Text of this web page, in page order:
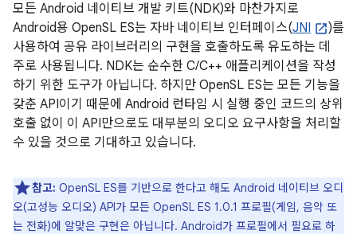
모든 Android 네이티브 개발 키트(NDK)와 마찬가지로
Android용 OpenSL ES는 자바 네이티브 인터페이스(JNI
)를
사용하여 공유 라이브러리의 구현을 호출하도록 유도하는 데
주로 사용됩니다. NDK는 순수한 C/C++ 애플리케이션을 작성
하기 위한 도구가 아닙니다. 하지만 OpenSL ES는 모든 기능을
갖춘 API이기 때문에 Android 런타임 시 실행 중인 코드의 상위
호출 없이 이 API만으로도 대부분의 오디오 요구사항을 처리할
수 있을 것으로 기대하고 있습니다.
참고: OpenSL ES를 기반으로 한다고 해도 Android 네이티브 오디
오(고성능 오디오) API가 모든 OpenSL ES 1.0.1 프로필(게임, 음악 또
는 전화)에 알맞은 구현은 아닙니다. Android가 프로필에서 필요로 하